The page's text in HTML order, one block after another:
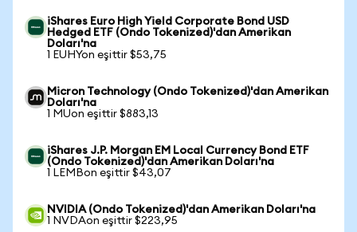
iShares Euro High Yield Corporate Bond USD
Hedged ETF (Ondo Tokenized)'dan Amerikan
Doları'na
1 EUHYon eşittir $53,75
Micron Technology (Ondo Tokenized)'dan Amerikan
Doları'na
1 MUon eşittir $883,13
iShares J.P. Morgan EM Local Currency Bond ETF
(Ondo Tokenized)'dan Amerikan Doları'na
1 LEMBon eşittir $43,07
NVIDIA (Ondo Tokenized)'dan Amerikan Doları'na
1 NVDAon eşittir $223,95